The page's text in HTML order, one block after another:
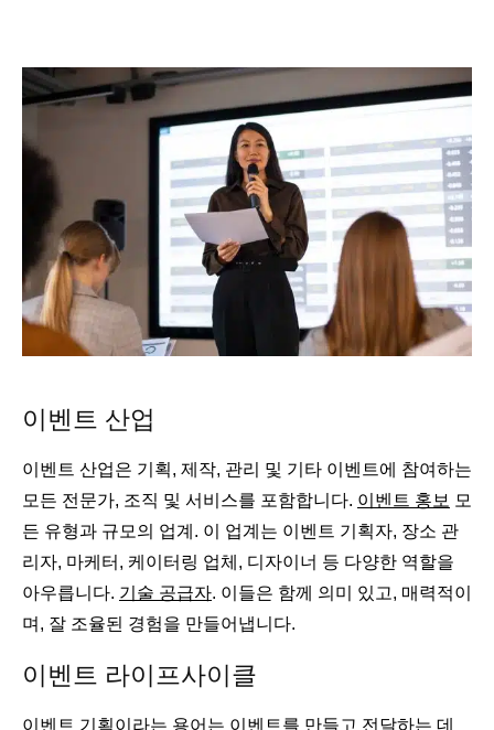
이벤트 산업
이벤트 산업은 기획, 제작, 관리 및 기타 이벤트에 참여하는
모든 전문가, 조직 및 서비스를 포함합니다. 이벤트 홍보 모
든 유형과 규모의 업계. 이 업계는 이벤트 기획자, 장소 관
리자, 마케터, 케이터링 업체, 디자이너 등 다양한 역할을
아우릅니다. 기술 공급자. 이들은 함께 의미 있고, 매력적이
며, 잘 조율된 경험을 만들어냅니다.
이벤트 라이프사이클
이벤트 기획이라는 용어는 이벤트를 만들고 전달하는 데